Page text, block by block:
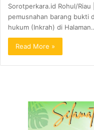
Sorotperkara.id Rohul/Riau
pemusnahan barang bukti
hukum (Inkrah) di
Read More »